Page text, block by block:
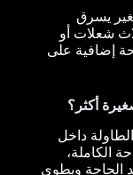
يسرق
شعلات أو
إضافية على
أكثر؟
الطاولة داخل
الكاملة،
الحاجة ويطوى